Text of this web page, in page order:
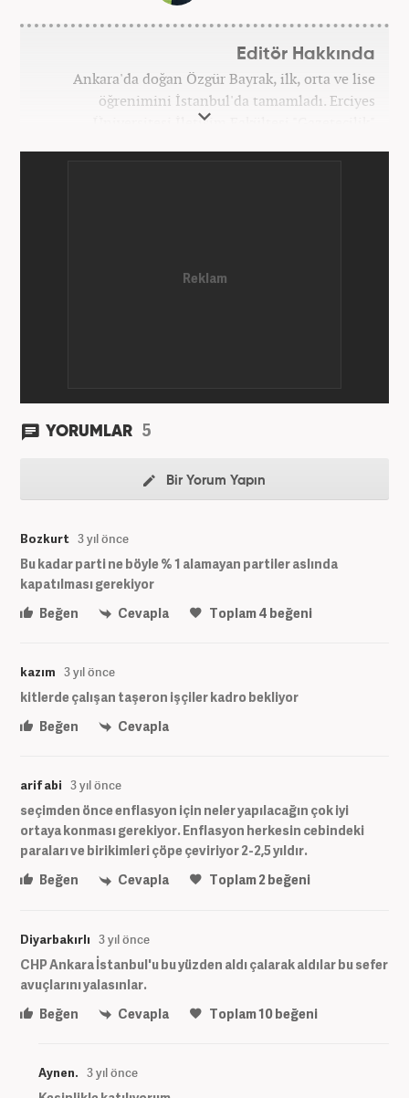
Editör Hakkında
Ankara'da doğan Özgür Bayrak, ilk, orta ve lise
öğrenimini İstanbul'da tamamladı. Erciyes
Üniversitesi İletişim Fakültesi "Gazetecilik"
birlikte galeri ve video hazırladı. 2019'un Şubat
YORUMLAR 5
Bir Yorum Yapın
Bozkurt 3 yıl önce
Bu kadar parti ne böyle % 1 alamayan partiler aslında
kapatılması gerekiyor
Beğen
Cevapla Toplam4 beğeni
kazım 3 yıl önce
kitlerde çalışan taşeron işçiler kadro bekliyor
Beğen
Cevapla
arif abi 3 yıl önce
seçimden önce enflasyon için neler yapılacağın çok iyi
ortaya konması gerekiyor. Enflasyon herkesin cebindeki
paraları ve birikimleri çöpe çeviriyor 2-2,5 yıldır.
Beğen
Cevapla Toplam2beğeni
Diyarbakırlı 3 yıl önce
CHP Ankara İstanbul'u bu yüzden aldı çalarak aldılar bu sefer
avuçlarını yalasınlar.
Beğen
Cevapla Toplam10beğeni
Aynen. 3 yıl önce